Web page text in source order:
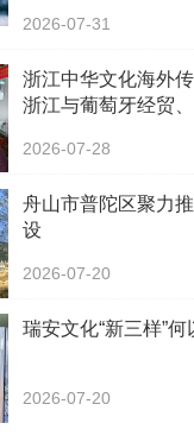
2026-07-31
浙江中华文化海外
浙江与葡萄牙经贸
2026-07-28
舟山市普陀区聚力
设
2026-07-20
瑞安文化“新三样”
2026-07-20